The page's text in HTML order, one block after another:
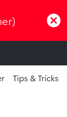
Tips & Tricks